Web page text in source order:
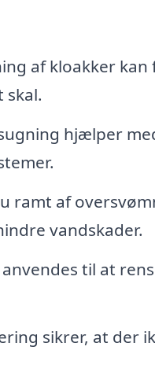
af kloakker
skal.
hjælper
ramt af
vandskader.
til at
sikrer, at der